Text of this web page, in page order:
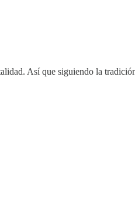
Así que siguiendo la